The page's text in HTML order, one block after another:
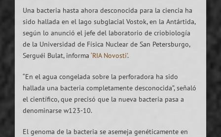
Una bacteria hasta ahora desconocida para la ciencia ha
sido hallada en el lago subglacial Vostok, en la Antártida,
según lo anunció el jefe del laboratorio de criobiología
de la Universidad de Física Nuclear de San Petersburgo,
Serguéi Bulat, informa ‘RIA Novosti’.
“En el agua congelada sobre la perforadora ha sido
hallada una bacteria completamente desconocida”, señaló
el científico, que precisó que la nueva bacteria pasa a
denominarse w123-10.
El genoma de la bacteria se asemeja genéticamente en